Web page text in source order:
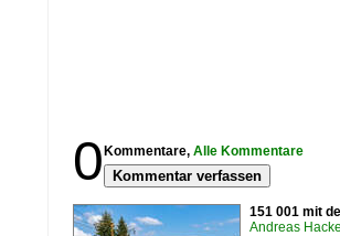
0 Kommentare, Alle Kommentare
Kommentar verfassen
151 001 mit
Andreas